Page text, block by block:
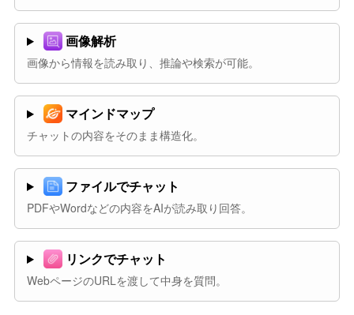
画像解析
画像から情報を読み取り、推論や検索が可能。
マインドマップ
チャットの内容をそのまま構造化。
ファイルでチャット
PDFやWordなどの内容をAIが読み取り回答。
リンクでチャット
WebページのURLを渡して中身を質問。